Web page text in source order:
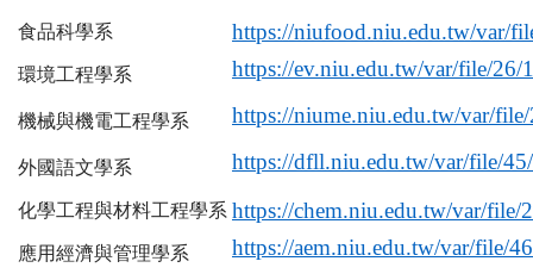
食品科學系 https://niufood.niu.edu.tw/var/
環境工程學系 https://ev.niu.edu.tw/var/file/
機械與機電工程學系 https://niume.niu.edu.tw/var/
外國語文學系 https://dfll.niu.edu.tw/var/file/
化學工程與材料工程學系 https://chem.niu.edu.tw/var/
應用經濟與管理學系 https://aem.niu.edu.tw/var/file/